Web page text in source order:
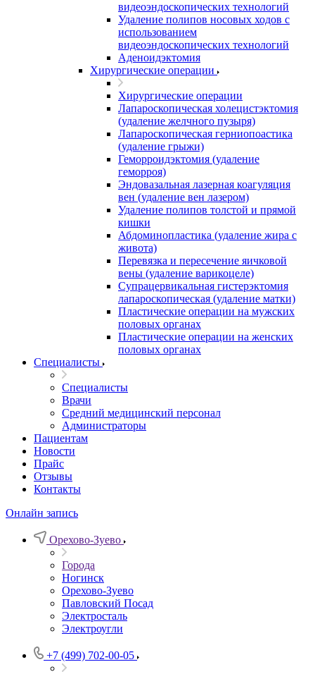
видеоэндоскопических технологий
Удаление полипов носовых ходов с
использованием
видеоэндоскопических технологий
Аденоидэктомия
Хирургические операции
Хирургические операции
Лапароскопическая холецистэктомия
(удаление желчного пузыря)
Лапароскопическая герниопоастика
(удаление грыжи)
Геморроидэктомия (удаление
геморроя)
Эндовазальная лазерная коагуляция
вен (удаление вен лазером)
Удаление полипов толстой и прямой
кишки
Абдоминопластика (удаление жира с
живота)
Перевязка и пересечение яичковой
вены (удаление варикоцеле)
Супрацервикальная гистерэктомия
лапароскопическая (удаление матки)
Пластические операции на мужских
половых органах
Пластические операции на женских
половых органах
Специалисты
Специалисты
Врачи
Средний медицинский персонал
Администраторы
Пациентам
Новости
Прайс
Отзывы
Контакты
Онлайн запись
Орехово-Зуево
Города
Ногинск
Орехово-Зуево
Павловский Посад
Электросталь
Электроугли
+7 (499) 702-00-05